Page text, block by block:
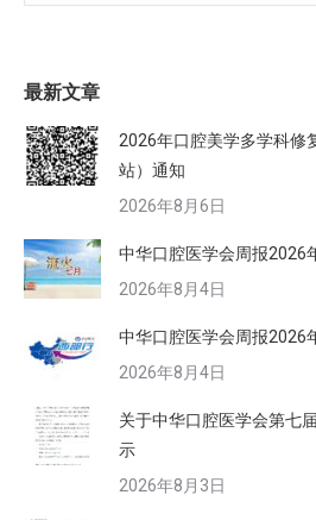
最新文章
2026年口腔美学多学科修
站）通知
2026年8月6日
中华口腔医学会周报2026
2026年8月4日
中华口腔医学会周报2026
2026年8月4日
关于中华口腔医学会第七
示
2026年8月3日